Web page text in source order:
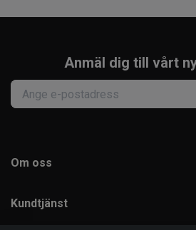
Anmäl dig till vårt
Om oss
Kundtjänst